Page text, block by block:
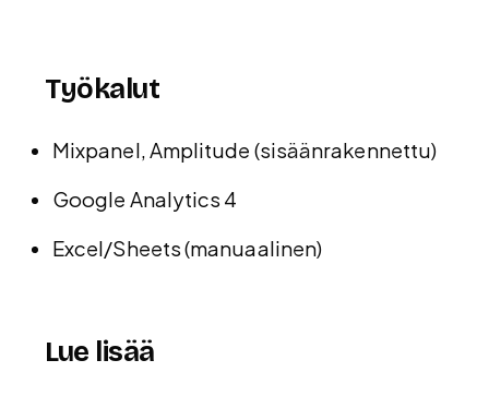
Työkalut
Mixpanel, Amplitude (sisäänrakennettu)
Google Analytics 4
Excel/Sheets (manuaalinen)
Lue lisää